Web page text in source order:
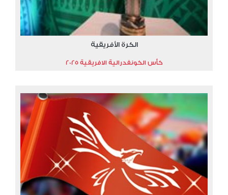
الكرة الأفريقية
كأس الكونفدرالية الافريقية 2025